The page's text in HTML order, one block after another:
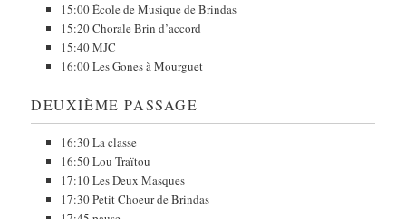
15:00 École de Musique de Brindas
15:20 Chorale Brin d’accord
15:40 MJC
16:00 Les Gones à Mourguet
DEUXIÈME PASSAGE
16:30 La classe
16:50 Lou Traïtou
17:10 Les Deux Masques
17:30 Petit Choeur de Brindas